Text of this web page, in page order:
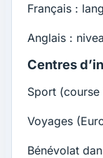
Français :
Anglais :
Centres
Sport
Voyages
Bénévolat